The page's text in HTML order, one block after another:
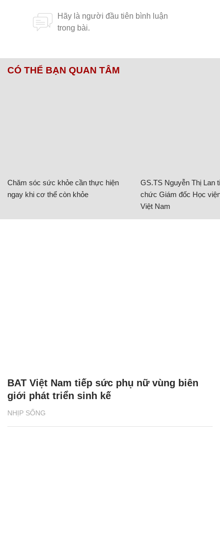
CÓ THỂ BẠN QUAN TÂM
Chăm sóc sức khỏe cần thực hiện
ngay khi cơ thể còn khỏe
GS.TS Nguyễn Thị Lan
chức Giám đốc Học
Việt Nam
NHỊP SỐNG
BAT Việt Nam tiếp sức phụ nữ vùng biên
giới phát triển sinh kế